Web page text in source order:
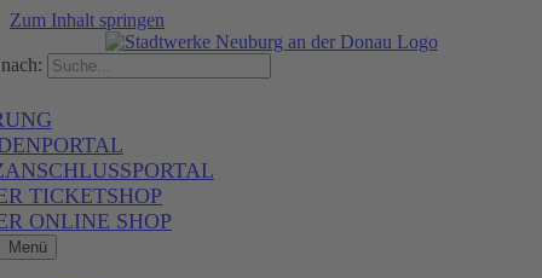
Zum Inhalt springen
TICKETSHOP
ONLINE SHOP
Menü